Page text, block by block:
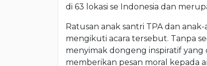
di 63 lokasi se Indonesia dan
Ratusan anak santri TPA dan
mengikuti acara tersebut. Tanpa
menyimak dongeng inspiratif yang
memberikan pesan moral kepada